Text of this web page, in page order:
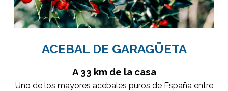
ACEBAL DE GARAGÜETA
A 33 km de la casa
Uno de los mayores acebales puros de España entre